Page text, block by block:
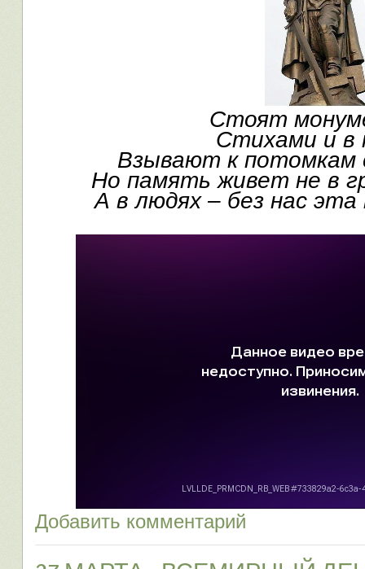
Стоят
Стихами и в
Взывают к потомкам
Но память живет не в
А в людях – без нас
Добавить комментарий